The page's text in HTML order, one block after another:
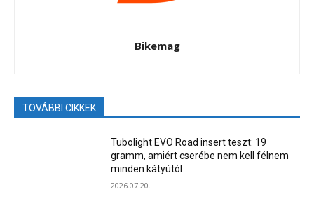
Bikemag
TOVÁBBI CIKKEK
Tubolight EVO Road insert teszt: 19
gramm, amiért cserébe nem kell félnem
minden kátyútól
2026.07.20.